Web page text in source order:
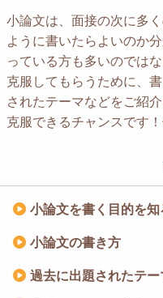
小論文は、面接の次に多
ように書いたらよいのか
っている方も多いのではな
克服してもらうために、
されたテーマなどをご紹介
克服できるチャンスです
小論文を書く目的を知
小論文の書き方
過去に出題されたテー